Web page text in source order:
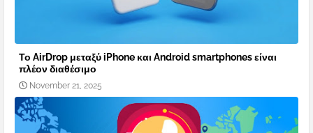
Το AirDrop μεταξύ iPhone και Android smartphones είναι
πλέον διαθέσιμο
November 21, 2025